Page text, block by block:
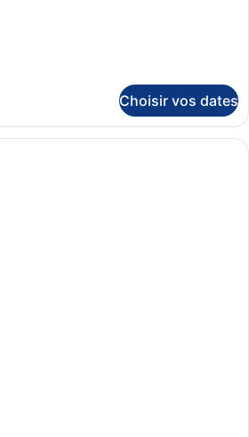
Choisir vos dates